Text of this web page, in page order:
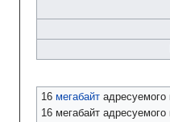
16мегабайт адресуемого
16 мегабайт